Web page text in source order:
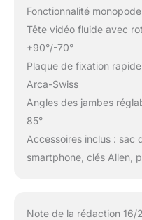
Fonctionnalité
Tête vidéo fluide avec
+90°/-70°
Plaque de fixation
Arca-Swiss
Angles des jambes
85°
Accessoires inclus : sac
smartphone, clés Allen,
Note de la rédaction 16/